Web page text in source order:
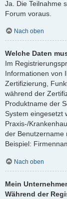
Ja. Die Teilnahme
Forum voraus.
Nach oben
Welche Daten
Im
Informationen von
Zertifizierung,
während der
Produktname der
System eingesetzt
Praxis-/
der Benutzername
Beispiel:
Nach oben
Mein
Während der